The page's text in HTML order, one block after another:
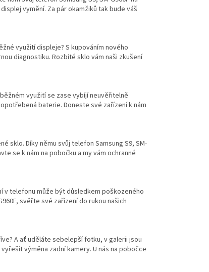
vymění. Za pár okamžiků tak bude váš
využití displeje? S kupováním nového
diagnostiku. Rozbité sklo vám naši zkušení
využití se zase vybíjí neuvěřitelně
baterie. Doneste své zařízení k nám
sklo. Díky němu svůj telefon Samsung S9, SM-
se k nám na pobočku a my vám ochranné
v telefonu může být důsledkem poškozeného
svěřte své zařízení do rukou našich
A ať uděláte sebelepší fotku, v galerii jsou
výměna zadní kamery. U nás na pobočce